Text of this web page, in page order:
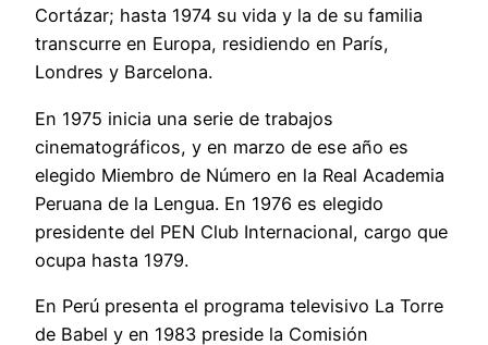
Cortázar; hasta 1974 su vida y la de su familia
transcurre en Europa, residiendo en París,
Londres y Barcelona.
En 1975 inicia una serie de trabajos
cinematográficos, y en marzo de ese año es
elegido Miembro de Número en la Real Academia
Peruana de la Lengua. En 1976 es elegido
presidente del PEN Club Internacional, cargo que
ocupa hasta 1979.
En Perú presenta el programa televisivo La Torre
de Babel y en 1983 preside la Comisión